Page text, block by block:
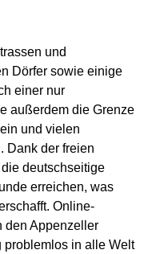
und
Dörfer sowie einige
einer nur
außerdem die Grenze
und vielen
Dank der freien
deutschseitige
erreichen, was
Online-
den Appenzeller
problemlos in alle Welt